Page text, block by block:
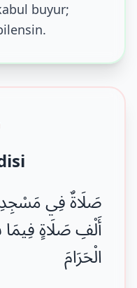
buyur;
صَلَاةٌ فِي
أَلْفِ صَلَاةٍ
الْحَرَامَ